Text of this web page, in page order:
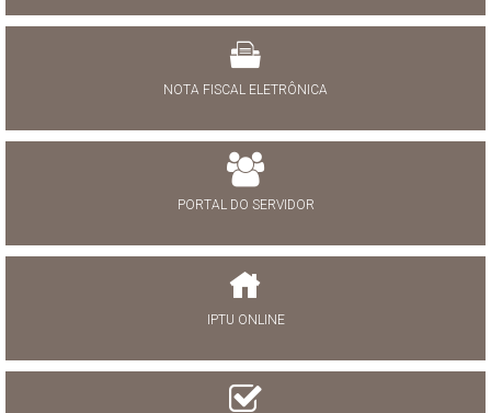
NOTA FISCAL ELETRÔNICA
PORTAL DO SERVIDOR
IPTU ONLINE